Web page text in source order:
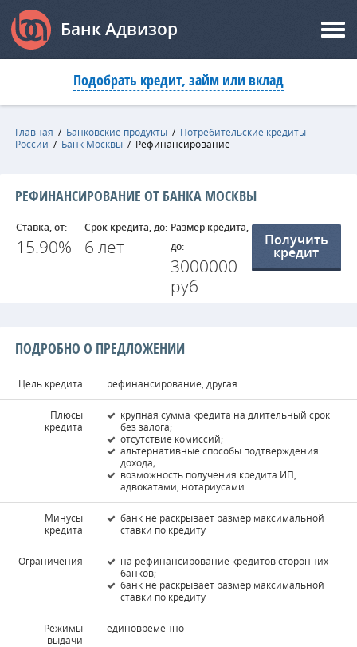
Банк Адвизор
Подобрать кредит, займ или вклад
Главная / Банковские продукты / Потребительские кредиты
России / Банк Москвы / Рефинансирование
РЕФИНАНСИРОВАНИЕ ОТ БАНКА МОСКВЫ
Ставка, от:
15.90%
Срок кредита, до:
6 лет
Размер кредита,
до:
3000000
руб.
Получить
кредит
ПОДРОБНО О ПРЕДЛОЖЕНИИ
Цель кредита рефинансирование, другая
Плюсы
кредита
крупная сумма кредита на длительный срок
без залога;
отсутствие комиссий;
альтернативные способы подтверждения
дохода;
возможность получения кредита ИП,
адвокатами, нотариусами
Минусы
кредита
банк не раскрывает размер максимальной
ставки по кредиту
Ограничения
на рефинансирование кредитов сторонних
банков;
банк не раскрывает размер максимальной
ставки по кредиту
Режимы
выдачи
единовременно